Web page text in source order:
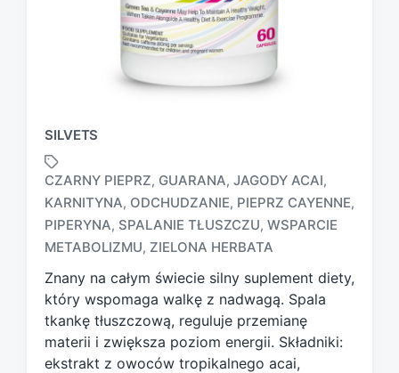
SILVETS
a
g
g
d
w
i
t
CZARNY PIEPRZ, GUARANA, JAGODY ACAI,
KARNITYNA, ODCHUDZANIE, PIEPRZ CAYENNE,
PIPERYNA, SPALANIE TŁUSZCZU, WSPARCIE
METABOLIZMU, ZIELONA HERBATA
Znany na całym świecie silny suplement diety,
który wspomaga walkę z nadwagą. Spala
tkankę tłuszczową, reguluje przemianę
materii i zwiększa poziom energii. Składniki:
ekstrakt z owoców tropikalnego acai,